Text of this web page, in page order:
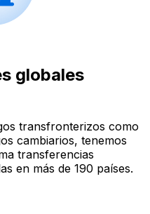
globales
transfronterizos como
cambiarios, tenemos
transferencias
en más de 190 países.